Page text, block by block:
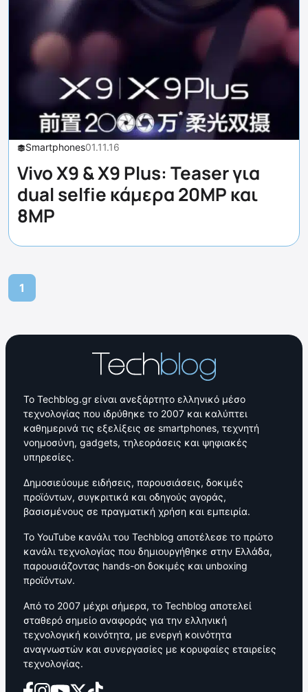
Smartphones01.11.16
Vivo X9 & X9 Plus: Teaser για
dual selfie κάμερα 20MP και
8MP
1
Το Techblog.gr είναι ανεξάρτητο ελληνικό μέσο
τεχνολογίας που ιδρύθηκε το 2007 και καλύπτει
καθημερινά τις εξελίξεις σε smartphones, τεχνητή
νοημοσύνη, gadgets, τηλεοράσεις και ψηφιακές
υπηρεσίες.
Δημοσιεύουμε ειδήσεις, παρουσιάσεις, δοκιμές
προϊόντων, συγκριτικά και οδηγούς αγοράς,
βασισμένους σε πραγματική χρήση και εμπειρία.
Το YouTube κανάλι του Techblog αποτέλεσε το πρώτο
κανάλι τεχνολογίας που δημιουργήθηκε στην Ελλάδα,
παρουσιάζοντας hands-on δοκιμές και unboxing
προϊόντων.
Από το 2007 μέχρι σήμερα, το Techblog αποτελεί
σταθερό σημείο αναφοράς για την ελληνική
τεχνολογική κοινότητα, με ενεργή κοινότητα
αναγνωστών και συνεργασίες με κορυφαίες εταιρείες
τεχνολογίας.